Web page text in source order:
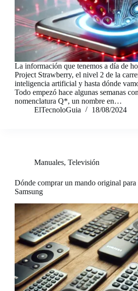
La información que tenemos a día de
Project Strawberry, el nivel 2 de la
inteligencia artificial y hasta dónde
Todo empezó hace algunas semanas
nomenclatura Q*, un nombre en…
ElTecnoloGuia
18/08/2024
Manuales, Televisión
Dónde comprar un mando original
Samsung